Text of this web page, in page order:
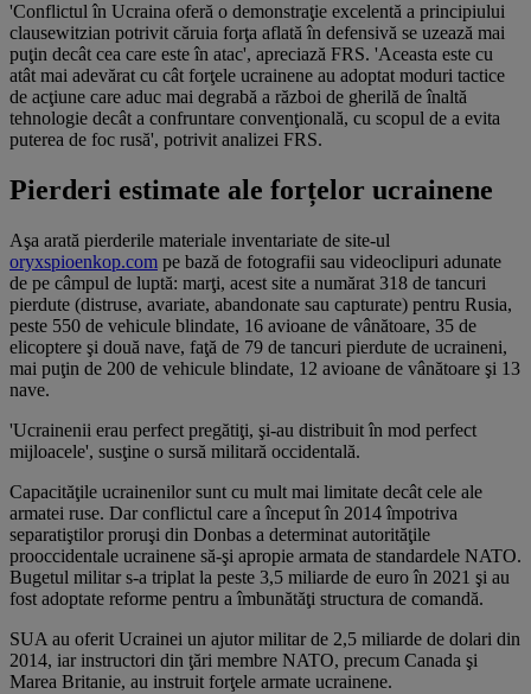
'Conflictul în Ucraina oferă o demonstraţie excelentă a principiului
clausewitzian potrivit căruia forţa aflată în defensivă se uzează mai
puţin decât cea care este în atac', apreciază FRS. 'Aceasta este cu
atât mai adevărat cu cât forţele ucrainene au adoptat moduri tactice
de acţiune care aduc mai degrabă a război de gherilă de înaltă
tehnologie decât a confruntare convenţională, cu scopul de a evita
puterea de foc rusă', potrivit analizei FRS.
Pierderi estimate ale forțelor ucrainene
Aşa arată pierderile materiale inventariate de site-ul
oryxspioenkop.com pe bază de fotografii sau videoclipuri adunate
de pe câmpul de luptă: marţi, acest site a numărat 318 de tancuri
pierdute (distruse, avariate, abandonate sau capturate) pentru Rusia,
peste 550 de vehicule blindate, 16 avioane de vânătoare, 35 de
elicoptere şi două nave, faţă de 79 de tancuri pierdute de ucraineni,
mai puţin de 200 de vehicule blindate, 12 avioane de vânătoare şi 13
nave.
'Ucrainenii erau perfect pregătiţi, şi-au distribuit în mod perfect
mijloacele', susţine o sursă militară occidentală.
Capacităţile ucrainenilor sunt cu mult mai limitate decât cele ale
armatei ruse. Dar conflictul care a început în 2014 împotriva
separatiştilor proruşi din Donbas a determinat autorităţile
prooccidentale ucrainene să-şi apropie armata de standardele NATO.
Bugetul militar s-a triplat la peste 3,5 miliarde de euro în 2021 şi au
fost adoptate reforme pentru a îmbunătăţi structura de comandă.
SUA au oferit Ucrainei un ajutor militar de 2,5 miliarde de dolari din
2014, iar instructori din ţări membre NATO, precum Canada şi
Marea Britanie, au instruit forţele armate ucrainene.